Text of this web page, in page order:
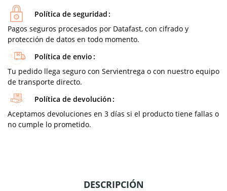
Política de seguridad
Pagos seguros procesados por Datafast, con cifrado y
protección de datos en todo momento.
Política de envio
Tu pedido llega seguro con Servientrega o con nuestro equipo
de transporte directo.
Política de devolución
Aceptamos devoluciones en 3 días si el producto tiene fallas o
no cumple lo prometido.
DESCRIPCIÓN